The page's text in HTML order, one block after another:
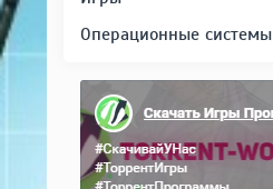
Операционные системы